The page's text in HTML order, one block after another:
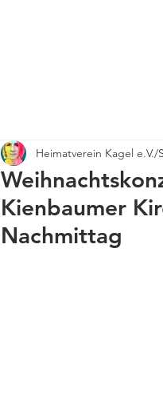
Kienbaumer
Nachmittag
Heimatverein Kagel e.V./